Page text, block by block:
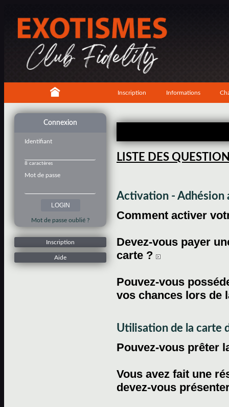
Inscription Informations
Connexion
Identifiant
8 caractères
Mot de passe
Mot de passe oublié ?
Inscription
Aide
LISTE DES
Activation - Adhésion
Comment activer
Devez-vous payer
carte ?
Pouvez-vous
vos chances lors de
Utilisation de la carte
Pouvez-vous prêter
Vous avez fait une
devez-vous